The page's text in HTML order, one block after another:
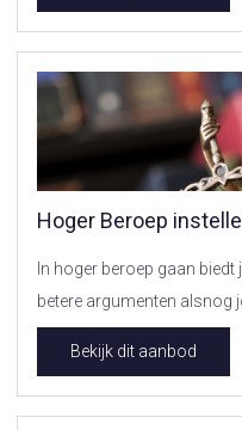
Hoger Beroep
In hoger beroep gaan
betere argumenten alsnog
Bekijk dit aanbod